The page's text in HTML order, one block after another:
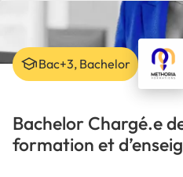
Bachelor Chargé.e
formation et
Bac+3, Bachelor